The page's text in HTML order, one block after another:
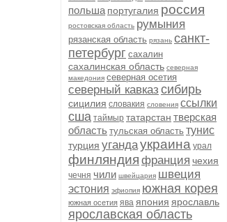
польша португалия россия
ростовская область румыния
рязанская область рязань санкт-
петербург сахалин
сахалинская область северная
македония северная осетия
северный кавказ сибирь
сицилия словакия словения ссылки
сша таймыр татарстан тверская
область тульская область тунис
турция угандаукраина урал
финляндия франция чехия
чечня чили швейцария швеция
эстония эфиопия южная корея
южная осетия ява япония ярославль
ярославская область